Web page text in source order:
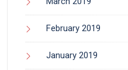
February 2019
January 2019